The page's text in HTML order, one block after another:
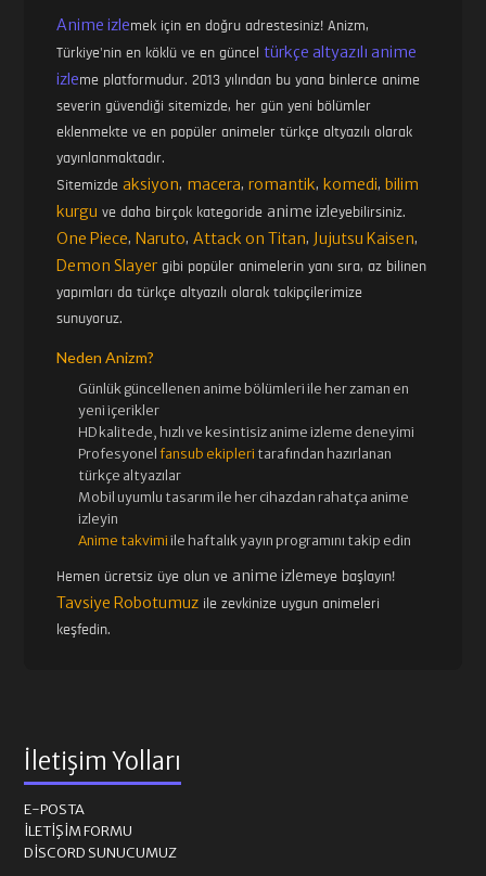
Anime izlemek için en doğru adrestesiniz! Anizm,
Türkiye'nin en köklü ve en günceltürkçe altyazılı anime
izleme platformudur. 2013 yılından bu yana binlerce anime
severin güvendiği sitemizde, her gün yeni bölümler
eklenmekte ve en popüler animeler türkçe altyazılı olarak
yayınlanmaktadır.
Sitemizdeaksiyon, macera,romantik, komedi, bilim
kurgu ve daha birçok kategoride anime izleyebilirsiniz.
One Piece, Naruto,Attack on Titan, Jujutsu Kaisen,
Demon Slayer gibi popüler animelerin yanı sıra, az bilinen
yapımları da türkçe altyazılı olarak takipçilerimize
sunuyoruz.
Neden Anizm?
Günlük güncellenen anime bölümleri ile her zaman en
yeni içerikler
HD kalitede, hızlı ve kesintisiz anime izleme deneyimi
Profesyonelfansub ekipleri tarafından hazırlanan
türkçe altyazılar
Mobil uyumlu tasarım ile her cihazdan rahatça anime
izleyin
Anime takvimi ile haftalık yayın programını takip edin
Hemen ücretsiz üye olun ve anime izlemeye başlayın!
Tavsiye Robotumuz ile zevkinize uygun animeleri
keşfedin.
İletişim Yolları
E-POSTA
İLETIŞIM FORMU
DISCORD SUNUCUMUZ